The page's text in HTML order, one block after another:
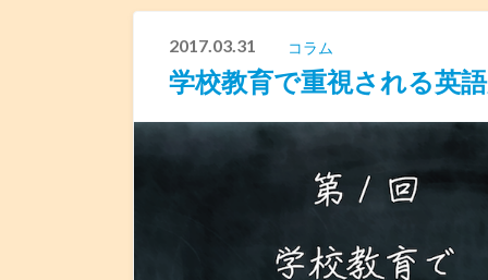
2017.03.31 コラム
学校教育で重視される英